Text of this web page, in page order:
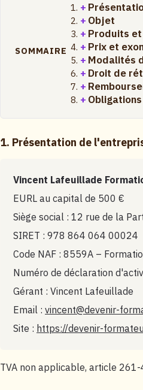
SOMMAIRE
Objet
Produits
Prix et
Modalités
Droit de
1. Présentation de
Vincent Lafeuillade
EURL au capital de 500 €
Siège social : 12 rue de la
SIRET : 978 864 064 00024
Code NAF : 8559A –
Numéro de déclaration
Gérant : Vincent Lafeuillade
Email : vincent@devenir-
Site : https://devenir-
TVA non applicable, article